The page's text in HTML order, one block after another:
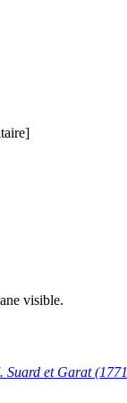
visible.
Suard et Garat